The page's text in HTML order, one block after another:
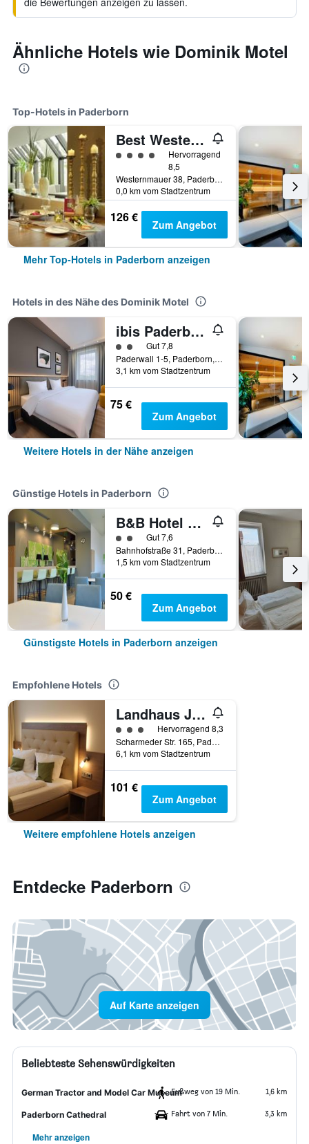
Ähnliche Hotels wie Dominik Motel
Top-Hotels in Paderborn
Best Western Plus Arosa Hotel
Bewertungskategorie 4
Hervorragend
8,5
Westernmauer 38, Paderborn, Nordrhein-Westfalen, Deutschland
0,0 km vom Stadtzentrum
126 € Zum Angebot
Mehr Top-Hotels in Paderborn anzeigen
Hotels in des Nähe des Dominik Motel
ibis Paderborn City
Bewertungskategorie 2
Gut 7,8
Paderwall 1-5, Paderborn, Nordrhein-Westfalen, Deutschland
3,1 km vom Stadtzentrum
75 €
Zum Angebot
Weitere Hotels in der Nähe anzeigen
Günstige Hotels in Paderborn
B&B Hotel Paderborn
Bewertungskategorie 2
Gut 7,6
Bahnhofstraße 31, Paderborn, Nordrhein-Westfalen, Deutschland
1,5 km vom Stadtzentrum
50 €
Zum Angebot
Günstigste Hotels in Paderborn anzeigen
Empfohlene Hotels
Landhaus Jaegerkrug
Bewertungskategorie 3
Hervorragend 8,3
Scharmeder Str. 165, Paderborn, Nordrhein-Westfalen, Deutschland
6,1 km vom Stadtzentrum
101 €
Zum Angebot
Weitere empfohlene Hotels anzeigen
Entdecke Paderborn
Auf Karte anzeigen
Beliebteste Sehenswürdigkeiten
German Tractor and Model Car MuseumFußweg von 19 Min. 1,6 km
Paderborn Cathedral Fahrt von 7 Min. 3,3 km
Mehr anzeigen